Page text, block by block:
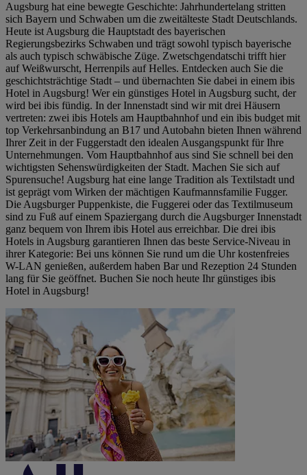
Augsburg hat eine bewegte Geschichte: Jahrhundertelang stritten
sich Bayern und Schwaben um die zweitälteste Stadt Deutschlands.
Heute ist Augsburg die Hauptstadt des bayerischen
Regierungsbezirks Schwaben und trägt sowohl typisch bayerische
als auch typisch schwäbische Züge. Zwetschgendatschi trifft hier
auf Weißwurscht, Herrenpils auf Helles. Entdecken auch Sie die
geschichtsträchtige Stadt – und übernachten Sie dabei in einem ibis
Hotel in Augsburg! Wer ein günstiges Hotel in Augsburg sucht, der
wird bei ibis fündig. In der Innenstadt sind wir mit drei Häusern
vertreten: zwei ibis Hotels am Hauptbahnhof und ein ibis budget mit
top Verkehrsanbindung an B17 und Autobahn bieten Ihnen während
Ihrer Zeit in der Fuggerstadt den idealen Ausgangspunkt für Ihre
Unternehmungen. Vom Hauptbahnhof aus sind Sie schnell bei den
wichtigsten Sehenswürdigkeiten der Stadt. Machen Sie sich auf
Spurensuche! Augsburg hat eine lange Tradition als Textilstadt und
ist geprägt vom Wirken der mächtigen Kaufmannsfamilie Fugger.
Die Augsburger Puppenkiste, die Fuggerei oder das Textilmuseum
sind zu Fuß auf einem Spaziergang durch die Augsburger Innenstadt
ganz bequem von Ihrem ibis Hotel aus erreichbar. Die drei ibis
Hotels in Augsburg garantieren Ihnen das beste Service-Niveau in
ihrer Kategorie: Bei uns können Sie rund um die Uhr kostenfreies
W-LAN genießen, außerdem haben Bar und Rezeption 24 Stunden
lang für Sie geöffnet. Buchen Sie noch heute Ihr günstiges ibis
Hotel in Augsburg!